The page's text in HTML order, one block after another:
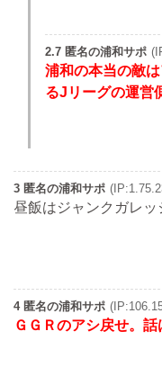
2.7 匿名の浦和サポ
浦和の本当の敵
るJリーグの運営
3 匿名の浦和サポ
昼飯はジャンクガレッ
4 匿名の浦和サポ
ＧＧＲのアシ戻せ。話